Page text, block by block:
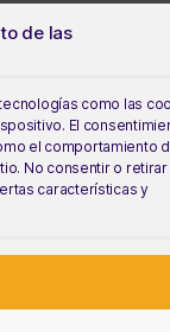
de las
como las
El
el comportamiento
No consentir o
características y